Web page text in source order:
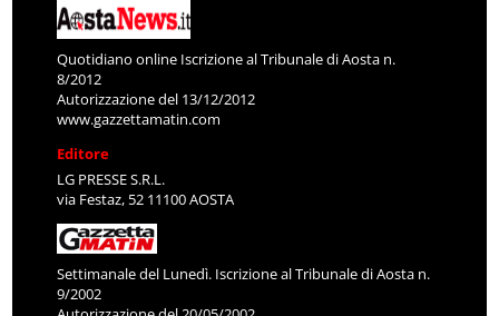
Quotidiano online Iscrizione al Tribunale di Aosta n.
8/2012
Autorizzazione del 13/12/2012
www.gazzettamatin.com
Editore
LG PRESSE S.R.L.
via Festaz, 52 11100 AOSTA
Settimanale del Lunedì. Iscrizione al Tribunale di Aosta n.
9/2002